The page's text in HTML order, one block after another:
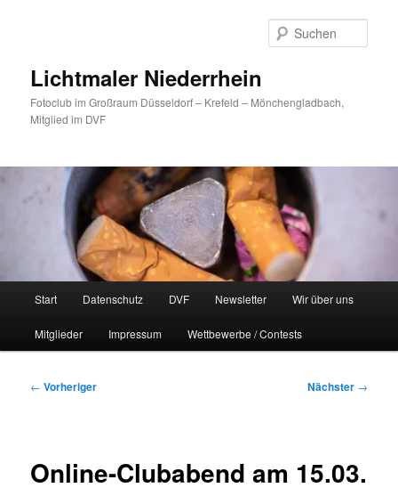
Lichtmaler Niederrhein
Fotoclub im Großraum Düsseldorf – Krefeld – Mönchengladbach,
Mitglied im DVF
Start Datenschutz DVF Newsletter Wir über uns
Mitglieder Impressum Wettbewerbe / Contests
Beitragsnavigation
← Vorheriger Nächster →
Online-Clubabend am 15.03.